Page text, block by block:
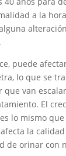
a la
puede
lo que se
van
El
lo mismo
la
de orinar con